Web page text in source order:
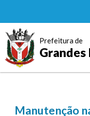
Prefeitura de
Grandes
Manutenção